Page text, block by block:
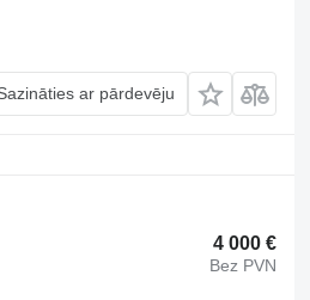
ar pārdevēju
4 000 €
Bez PVN